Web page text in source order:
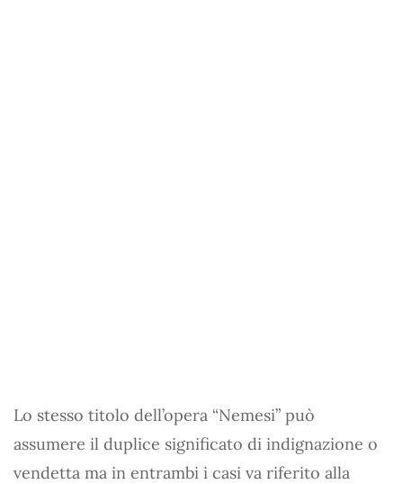
Lo stesso titolo dell’opera “Nemesi” può
assumere il duplice significato di indignazione o
vendetta ma in entrambi i casi va riferito alla